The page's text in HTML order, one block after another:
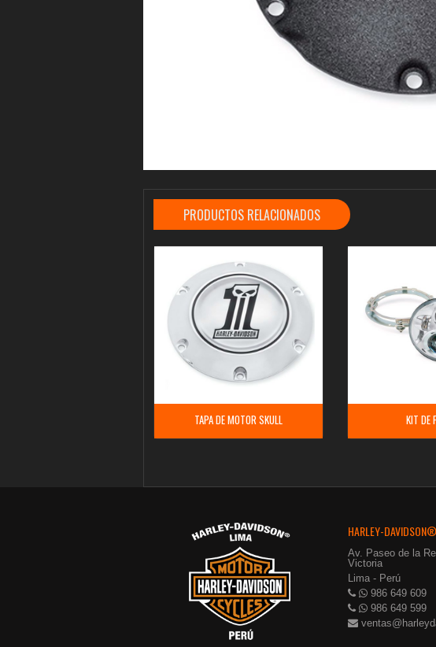
PRODUCTOS RELACIONADOS
TAPA DE MOTOR SKULL KIT DE
HARLEY-
Av. Paseo de la
Victoria
Lima - Perú
986 649 609
986 649 599